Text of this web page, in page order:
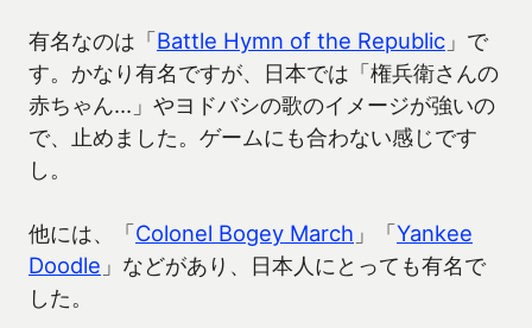
有名なのは「Battle Hymn of the Republic 」で
す。かなり有名ですが、日本では「権兵衛さんの
赤ちゃん…」やヨドバシの歌のイメージが強いの
で、止めました。ゲームにも合わない感じです
し。
他には、「Colonel Bogey March 」「Yankee
Doodle 」などがあり、日本人にとっても有名で
した。